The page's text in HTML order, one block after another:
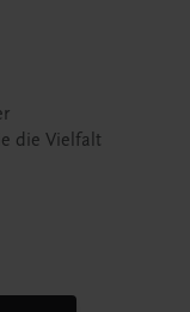
die Vielfalt